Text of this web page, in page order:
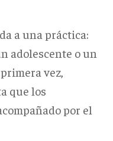
a una práctica:
adolescente o un
vez,
que los
por el